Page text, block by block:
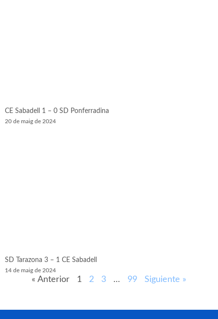
CE Sabadell 1 – 0 SD Ponferradina
20 de maig de 2024
SD Tarazona 3 – 1 CE Sabadell
14 de maig de 2024
« Anterior 1 2 3 … 99 Siguiente »